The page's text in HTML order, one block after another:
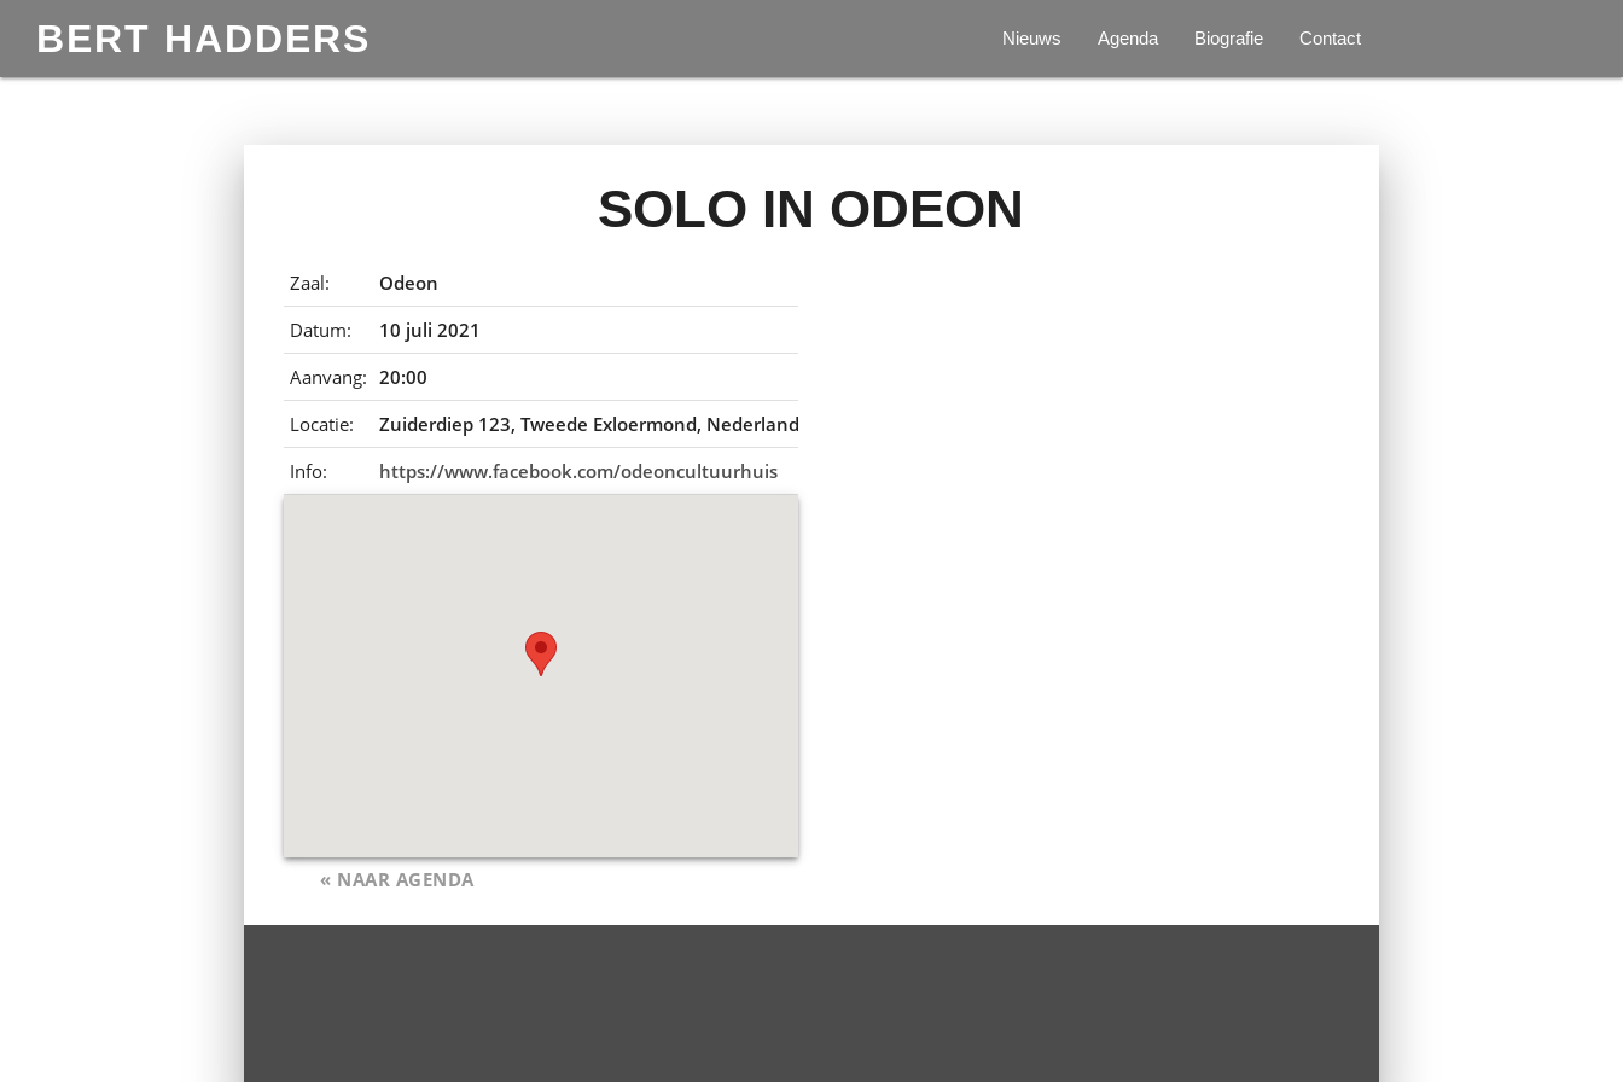
BERT HADDERS Nieuws Agenda Biografie Contact
SOLO IN ODEON
Zaal:
Odeon
Datum:
10 juli 2021
Aanvang: 20:00
Locatie:
Zuiderdiep 123, Tweede Exloermond, Nederland
Info:
https://www.facebook.com/odeoncultuurhuis
« NAAR AGENDA